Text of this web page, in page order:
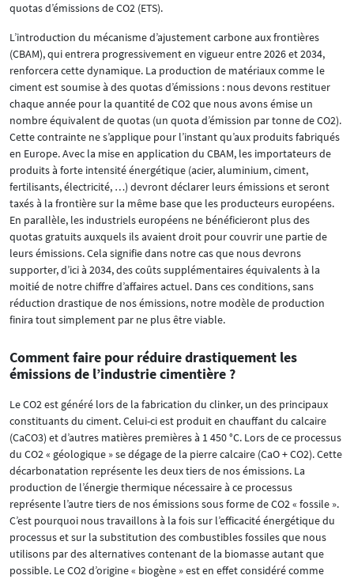
quotas d’émissions de CO2 (ETS).
L’introduction du mécanisme d’ajustement carbone aux frontières
(CBAM), qui entrera progressivement en vigueur entre 2026 et 2034,
renforcera cette dynamique. La production de matériaux comme le
ciment est soumise à des quotas d’émissions : nous devons restituer
chaque année pour la quantité de CO2 que nous avons émise un
nombre équivalent de quotas (un quota d’émission par tonne de CO2).
Cette contrainte ne s’applique pour l’instant qu’aux produits fabriqués
en Europe. Avec la mise en application du CBAM, les importateurs de
produits à forte intensité énergétique (acier, aluminium, ciment,
fertilisants, électricité, …) devront déclarer leurs émissions et seront
taxés à la frontière sur la même base que les producteurs européens.
En parallèle, les industriels européens ne bénéficieront plus des
quotas gratuits auxquels ils avaient droit pour couvrir une partie de
leurs émissions. Cela signifie dans notre cas que nous devrons
supporter, d’ici à 2034, des coûts supplémentaires équivalents à la
moitié de notre chiffre d’affaires actuel. Dans ces conditions, sans
réduction drastique de nos émissions, notre modèle de production
finira tout simplement par ne plus être viable.
Comment faire pour réduire drastiquement les
émissions de l’industrie cimentière ?
Le CO2 est généré lors de la fabrication du clinker, un des principaux
constituants du ciment. Celui-ci est produit en chauffant du calcaire
(CaCO3) et d’autres matières premières à 1 450 °C. Lors de ce processus
du CO2 « géologique » se dégage de la pierre calcaire (CaO + CO2). Cette
décarbonatation représente les deux tiers de nos émissions. La
production de l’énergie thermique nécessaire à ce processus
représente l’autre tiers de nos émissions sous forme de CO2 « fossile ».
C’est pourquoi nous travaillons à la fois sur l’efficacité énergétique du
processus et sur la substitution des combustibles fossiles que nous
utilisons par des alternatives contenant de la biomasse autant que
possible. Le CO2 d’origine « biogène » est en effet considéré comme